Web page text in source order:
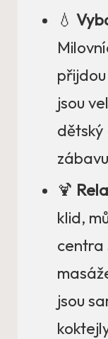
💧
jsou
🍹
klid,
centra
jsou